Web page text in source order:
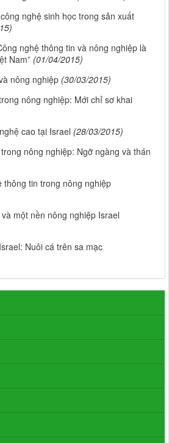
nghệ sinh học trong sản xuất
nghệ thông tin và nông nghiệp là
Nam” (01/04/2015)
nông nghiệp (30/03/2015)
nông nghiệp: Mới chỉ sơ khai
cao tại Israel (28/03/2015)
nông nghiệp: Ngỡ ngàng và thán
thông tin trong nông nghiệp
một nền nông nghiệp Israel
Nuôi cá trên sa mạc